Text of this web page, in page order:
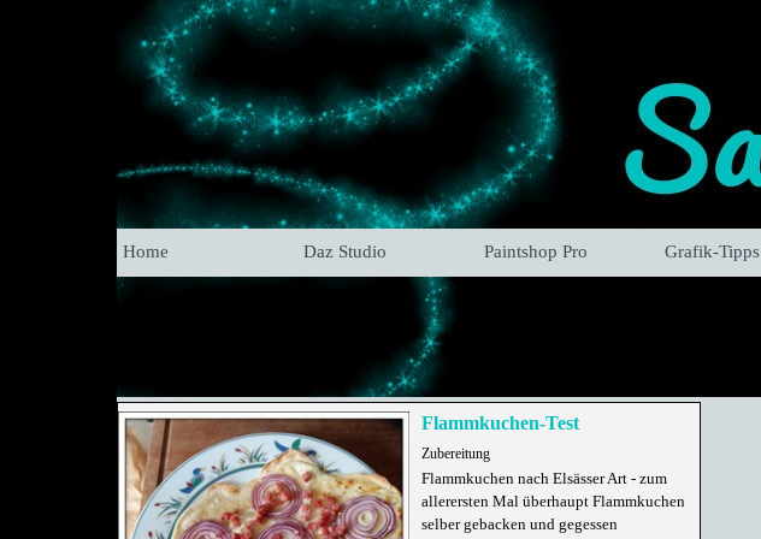
Home Daz Studio Paintshop Pro Grafik-Tipps
Flammkuchen-Test
Zubereitung
Flammkuchen nach Elsässer Art - zum
allerersten Mal überhaupt Flammkuchen
selber gebacken und gegessen